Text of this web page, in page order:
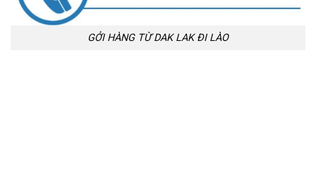
GỞI HÀNG TỪ DAK LAK ĐI LÀO